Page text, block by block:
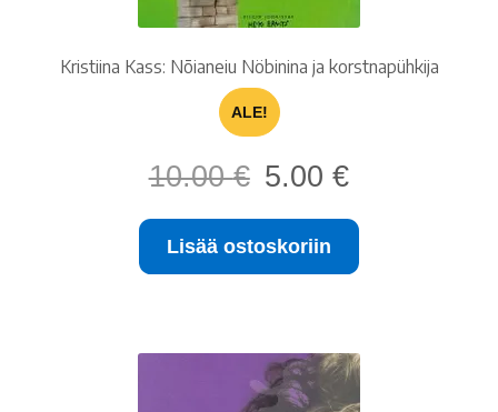
Kristiina Kass: Nõianeiu Nöbinina ja korstnapühkija
ALE!
10.00€
Alkuperäinen
hinta
oli:
10.00 €.
5.00€Nykyinen
on:
Lisää ostoskoriin